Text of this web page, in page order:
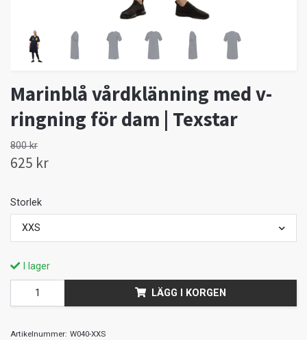
Marinblå vårdklänning med v-
ringning för dam | Texstar
800 kr
625 kr
Storlek
XXS
I lager
LÄGG I KORGEN
Artikelnummer: W040-XXS